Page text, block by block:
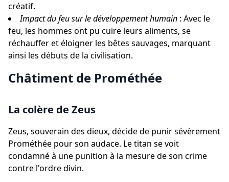
créatif.
Impact du feu sur le développement humain : Avec le
feu, les hommes ont pu cuire leurs aliments, se
réchauffer et éloigner les bêtes sauvages, marquant
ainsi les débuts de la civilisation.
Châtiment de Prométhée
La colère de Zeus
Zeus, souverain des dieux, décide de punir sévèrement
Prométhée pour son audace. Le titan se voit
condamné à une punition à la mesure de son crime
contre l'ordre divin.